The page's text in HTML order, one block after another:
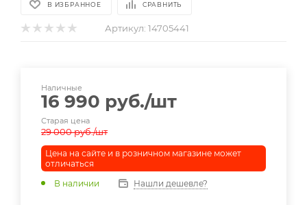
В ИЗБРАННОЕ СРАВНИТЬ
Артикул: 14705441
Наличные
16 990 руб./шт
Старая цена
29 000руб./шт
Цена на сайте и в розничном магазине может
отличаться
В наличии
Нашли дешевле?